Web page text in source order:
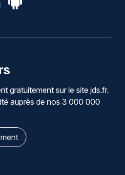
gratuitement sur le site jds.fr.
auprès de nos 3 000 000